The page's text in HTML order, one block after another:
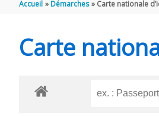
Accueil Démarches Carte nationale
Carte